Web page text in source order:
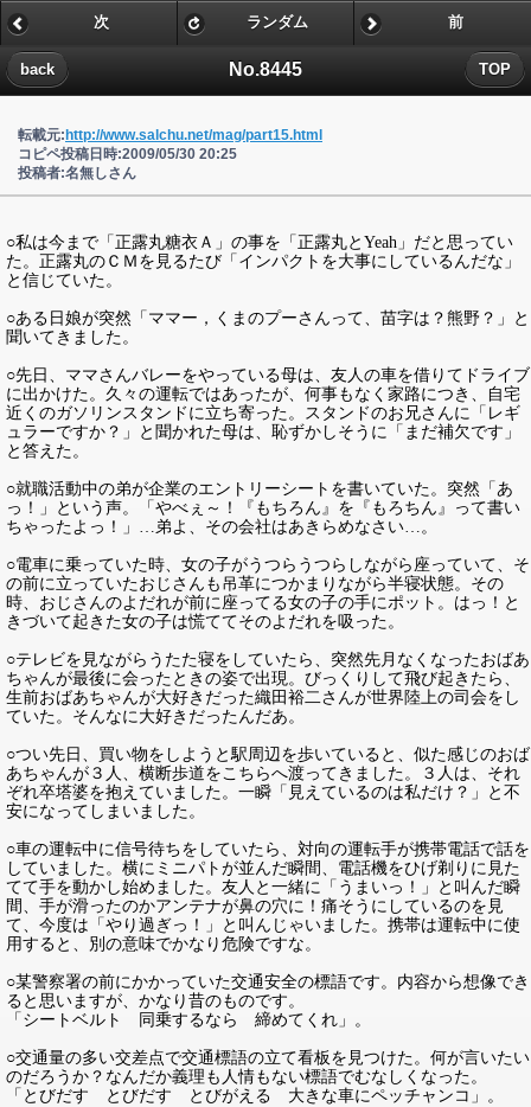
No.8445
back TOP
次 ランダム 前
転載元: http://www.salchu.net/mag/part15.html
コピペ投稿日時:2009/05/30 20:25
投稿者:名無しさん
○私は今まで「正露丸糖衣Ａ」の事を「正露丸とYeah」だと思ってい
た。正露丸のＣＭを見るたび「インパクトを大事にしているんだな」
と信じていた。
○ある日娘が突然「ママー，くまのプーさんって、苗字は？熊野？」と
聞いてきました。
○先日、ママさんバレーをやっている母は、友人の車を借りてドライブ
に出かけた。久々の運転ではあったが、何事もなく家路につき、自宅
近くのガソリンスタンドに立ち寄った。スタンドのお兄さんに「レギ
ュラーですか？」と聞かれた母は、恥ずかしそうに「まだ補欠です」
と答えた。
○就職活動中の弟が企業のエントリーシートを書いていた。突然「あ
っ！」という声。「やべぇ～！『もちろん』を『もろちん』って書い
ちゃったよっ！」…弟よ、その会社はあきらめなさい…。
○電車に乗っていた時、女の子がうつらうつらしながら座っていて、そ
の前に立っていたおじさんも吊革につかまりながら半寝状態。その
時、おじさんのよだれが前に座ってる女の子の手にポット。はっ！と
きづいて起きた女の子は慌ててそのよだれを吸った。
○テレビを見ながらうたた寝をしていたら、突然先月なくなったおばあ
ちゃんが最後に会ったときの姿で出現。びっくりして飛び起きたら、
生前おばあちゃんが大好きだった織田裕二さんが世界陸上の司会をし
ていた。そんなに大好きだったんだあ。
○つい先日、買い物をしようと駅周辺を歩いていると、似た感じのおば
あちゃんが３人、横断歩道をこちらへ渡ってきました。３人は、それ
ぞれ卒塔婆を抱えていました。一瞬「見えているのは私だけ？」と不
安になってしまいました。
○車の運転中に信号待ちをしていたら、対向の運転手が携帯電話で話を
していました。横にミニパトが並んだ瞬間、電話機をひげ剃りに見た
てて手を動かし始めました。友人と一緒に「うまいっ！」と叫んだ瞬
間、手が滑ったのかアンテナが鼻の穴に！痛そうにしているのを見
て、今度は「やり過ぎっ！」と叫んじゃいました。携帯は運転中に使
用すると、別の意味でかなり危険ですな。
○某警察署の前にかかっていた交通安全の標語です。内容から想像でき
ると思いますが、かなり昔のものです。
「シートベルト 同乗するなら 締めてくれ」。
○交通量の多い交差点で交通標語の立て看板を見つけた。何が言いたい
のだろうか？なんだか義理も人情もない標語でむなしくなった。
「とびだす とびだす とびがえる 大きな車にペッチャンコ」。